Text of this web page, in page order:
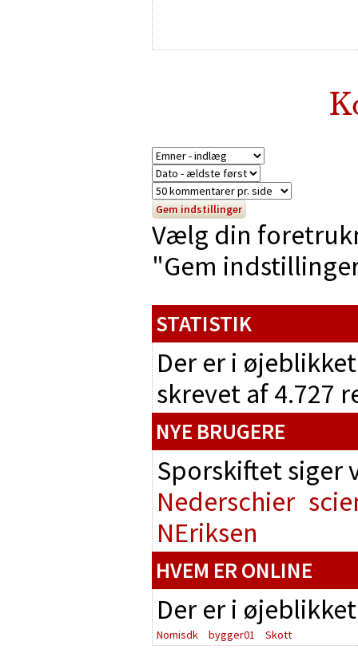
Vælg din
"Gem
STATISTIK
Der er i
skrevet af 4.727
NYE BRUGERE
Sporskiftet
Nederschier
NEriksen
HVEM ER ONLINE
Der er i
Nomisdk bygger01 Skott